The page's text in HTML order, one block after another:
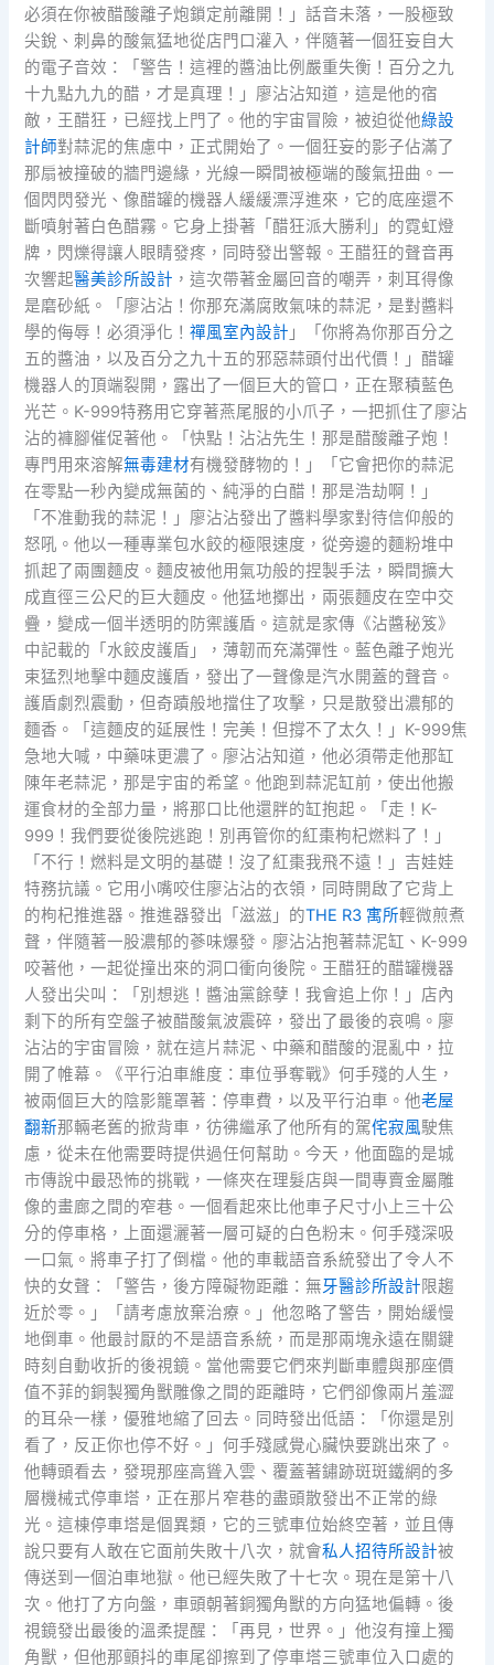
必須在你被醋酸離子炮鎖定前離開！」話音未落，一股極致
尖銳、刺鼻的酸氣猛地從店門口灌入，伴隨著一個狂妄自大
的電子音效：「警告！這裡的醬油比例嚴重失衡！百分之九
十九點九九的醋，才是真理！」廖沾沾知道，這是他的宿
敵，王醋狂，已經找上門了。他的宇宙冒險，被迫從他綠設
計師對蒜泥的焦慮中，正式開始了。一個狂妄的影子佔滿了
那扇被撞破的牆門邊緣，光線一瞬間被極端的酸氣扭曲。一
個閃閃發光、像醋罐的機器人緩緩漂浮進來，它的底座還不
斷噴射著白色醋霧。它身上掛著「醋狂派大勝利」的霓虹燈
牌，閃爍得讓人眼睛發疼，同時發出警報。王醋狂的聲音再
次響起醫美診所設計 ，這次帶著金屬回音的嘲弄，刺耳得像
是磨砂紙。「廖沾沾！你那充滿腐敗氣味的蒜泥，是對醬料
學的侮辱！必須淨化！禪風室內設計 」「你將為你那百分之
五的醬油，以及百分之九十五的邪惡蒜頭付出代價！」醋罐
機器人的頂端裂開，露出了一個巨大的管口，正在聚積藍色
光芒。K-999特務用它穿著燕尾服的小爪子，一把抓住了廖沾
沾的褲腳催促著他。「快點！沾沾先生！那是醋酸離子炮！
專門用來溶解無毒建材有機發酵物的！」「它會把你的蒜泥
在零點一秒內變成無菌的、純淨的白醋！那是浩劫啊！」
「不准動我的蒜泥！」廖沾沾發出了醬料學家對待信仰般的
怒吼。他以一種專業包水餃的極限速度，從旁邊的麵粉堆中
抓起了兩團麵皮。麵皮被他用氣功般的捏製手法，瞬間擴大
成直徑三公尺的巨大麵皮。他猛地擲出，兩張麵皮在空中交
疊，變成一個半透明的防禦護盾。這就是家傳《沾醬秘笈》
中記載的「水餃皮護盾」，薄韌而充滿彈性。藍色離子炮光
束猛烈地擊中麵皮護盾，發出了一聲像是汽水開蓋的聲音。
護盾劇烈震動，但奇蹟般地擋住了攻擊，只是散發出濃郁的
麵香。「這麵皮的延展性！完美！但撐不了太久！」K-999焦
急地大喊，中藥味更濃了。廖沾沾知道，他必須帶走他那缸
陳年老蒜泥，那是宇宙的希望。他跑到蒜泥缸前，使出他搬
運食材的全部力量，將那口比他還胖的缸抱起。「走！K-
999！我們要從後院逃跑！別再管你的紅棗枸杞燃料了！」
「不行！燃料是文明的基礎！沒了紅棗我飛不遠！」吉娃娃
特務抗議。它用小嘴咬住廖沾沾的衣領，同時開啟了它背上
的枸杞推進器。推進器發出「滋滋」的THE R3 寓所輕微煎煮
聲，伴隨著一股濃郁的蔘味爆發。廖沾沾抱著蒜泥缸、K-999
咬著他，一起從撞出來的洞口衝向後院。王醋狂的醋罐機器
人發出尖叫：「別想逃！醬油黨餘孽！我會追上你！」店內
剩下的所有空盤子被醋酸氣波震碎，發出了最後的哀鳴。廖
沾沾的宇宙冒險，就在這片蒜泥、中藥和醋酸的混亂中，拉
開了帷幕。《平行泊車維度：車位爭奪戰》何手殘的人生，
被兩個巨大的陰影籠罩著：停車費，以及平行泊車。他老屋
翻新那輛老舊的掀背車，彷彿繼承了他所有的駕侘寂風駛焦
慮，從未在他需要時提供過任何幫助。今天，他面臨的是城
市傳說中最恐怖的挑戰，一條夾在理髮店與一間專賣金屬雕
像的畫廊之間的窄巷。一個看起來比他車子尺寸小上三十公
分的停車格，上面還灑著一層可疑的白色粉末。何手殘深吸
一口氣。將車子打了倒檔。他的車載語音系統發出了令人不
快的女聲：「警告，後方障礙物距離：無牙醫診所設計限趨
近於零。」「請考慮放棄治療。」他忽略了警告，開始緩慢
地倒車。他最討厭的不是語音系統，而是那兩塊永遠在關鍵
時刻自動收折的後視鏡。當他需要它們來判斷車體與那座價
值不菲的銅製獨角獸雕像之間的距離時，它們卻像兩片羞澀
的耳朵一樣，優雅地縮了回去。同時發出低語：「你還是別
看了，反正你也停不好。」何手殘感覺心臟快要跳出來了。
他轉頭看去，發現那座高聳入雲、覆蓋著鏽跡斑斑鐵網的多
層機械式停車塔，正在那片窄巷的盡頭散發出不正常的綠
光。這棟停車塔是個異類，它的三號車位始終空著，並且傳
說只要有人敢在它面前失敗十八次，就會私人招待所設計被
傳送到一個泊車地獄。他已經失敗了十七次。現在是第十八
次。他打了方向盤，車頭朝著銅獨角獸的方向猛地偏轉。後
視鏡發出最後的溫柔提醒：「再見，世界。」他沒有撞上獨
角獸，但他那顫抖的車尾卻擦到了停車塔三號車位入口處的